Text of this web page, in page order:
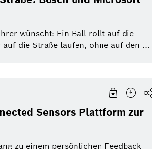
wünscht: Ein Ball rollt auf die
die Straße laufen, ohne auf den ...
Sensors Plattform zur
zu einem persönlichen Feedback-